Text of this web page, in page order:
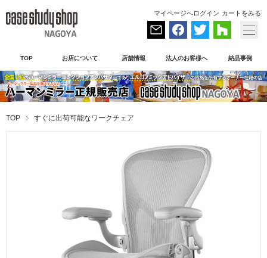
マイページへログイン カートをみる
TOP お店について 店舗情報 法人のお客様へ 納品事例
TOP すぐに出荷可能なワークチェア